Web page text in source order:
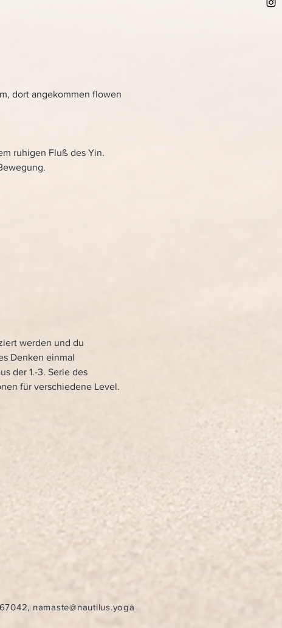
dort angekommen flowen
ruhigen Fluß des Yin.
werden und du
Denken einmal
der 1.-3. Serie des
für verschiedene Level.
, namaste@nautilus.yoga